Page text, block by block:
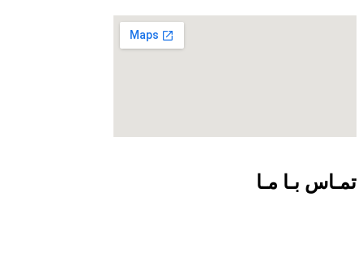
تمـاس بـا مـا